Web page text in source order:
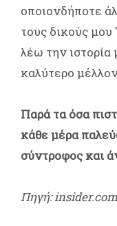
οποιονδήποτε
τους δικούς
λέω την
καλύτερο
Παρά τα όσα
κάθε μέρα
σύντροφος και
Πηγή: insider.com